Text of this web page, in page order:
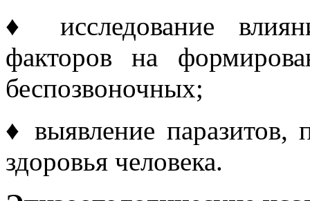
♦ исследование
факторов на
беспозвоночных;
♦ выявление паразитов,
здоровья человека.